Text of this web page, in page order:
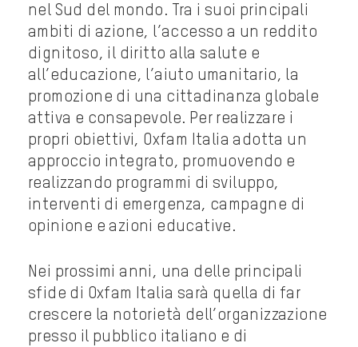
nel Sud del mondo. Tra i suoi principali
ambiti di azione, l’accesso a un reddito
dignitoso, il diritto alla salute e
all’educazione, l’aiuto umanitario, la
promozione di una cittadinanza globale
attiva e consapevole. Per realizzare i
propri obiettivi, Oxfam Italia adotta un
approccio integrato, promuovendo e
realizzando programmi di sviluppo,
interventi di emergenza, campagne di
opinione e azioni educative.
Nei prossimi anni, una delle principali
sfide di Oxfam Italia sarà quella di far
crescere la notorietà dell’organizzazione
presso il pubblico italiano e di